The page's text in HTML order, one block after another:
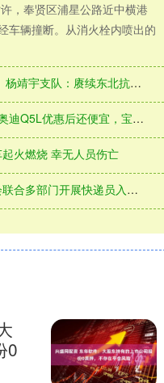
，奉贤区浦星公路近中横港
车辆撞断。从消火栓内喷出的
赓续东北抗联血脉，锻造重装铁拳
后还便宜，宝马iX3能抄底了？
火燃烧 幸无人员伤亡
门开展快递员入会慰问活动
0